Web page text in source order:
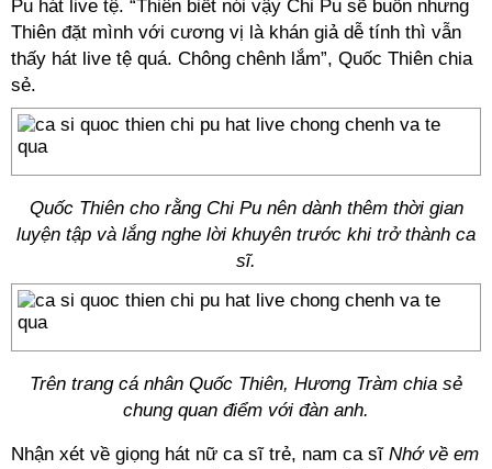
Pu hát live tệ. “Thiên biết nói vậy Chi Pu sẽ buồn nhưng
Thiên đặt mình với cương vị là khán giả dễ tính thì vẫn
thấy hát live tệ quá. Chông chênh lắm”, Quốc Thiên chia
sẻ.
Quốc Thiên cho rằng Chi Pu nên dành thêm thời gian
luyện tập và lắng nghe lời khuyên trước khi trở thành ca
sĩ.
Trên trang cá nhân Quốc Thiên, Hương Tràm chia sẻ
chung quan điểm với đàn anh.
Nhận xét về giọng hát nữ ca sĩ trẻ, nam ca sĩ Nhớ về em